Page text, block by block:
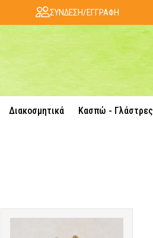
ΣΥΝΔΕΣΗ/ΕΓΓΡΑΦΗ
Διακοσμητικά Κασπώ - Γλάστρες